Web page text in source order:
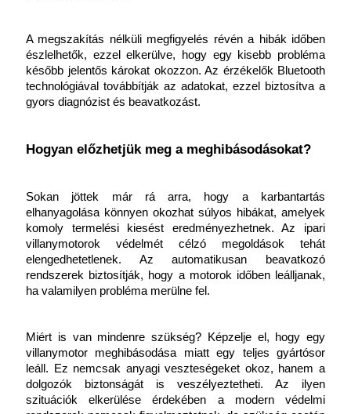
A megszakítás nélküli megfigyelés révén a hibák időben
észlelhetők, ezzel elkerülve, hogy egy kisebb probléma
később jelentős károkat okozzon. Az érzékelők Bluetooth
technológiával továbbítják az adatokat, ezzel biztosítva a
gyors diagnózist és beavatkozást.
Hogyan előzhetjük meg a meghibásodásokat?
Sokan jöttek már rá arra, hogy a karbantartás
elhanyagolása könnyen okozhat súlyos hibákat, amelyek
komoly termelési kiesést eredményezhetnek. Az ipari
villanymotorok védelmét célzó megoldások tehát
elengedhetetlenek. Az automatikusan beavatkozó
rendszerek biztosítják, hogy a motorok időben leálljanak,
ha valamilyen probléma merülne fel.
Miért is van mindenre szükség? Képzelje el, hogy egy
villanymotor meghibásodása miatt egy teljes gyártósor
leáll. Ez nemcsak anyagi veszteségeket okoz, hanem a
dolgozók biztonságát is veszélyeztetheti. Az ilyen
szituációk elkerülése érdekében a modern védelmi